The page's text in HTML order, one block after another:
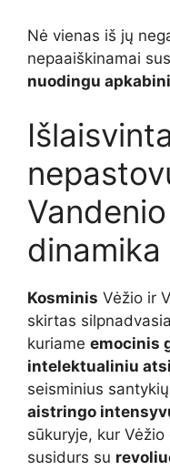
Nė vienas iš jų
nepaaiškinamai
nuodingu
dinamika
Kosminis Vėžio ir
skirtas
kuriame emocinis
intelektualiniu
seisminius
aistringo
sūkuryje, kur
susidurs su